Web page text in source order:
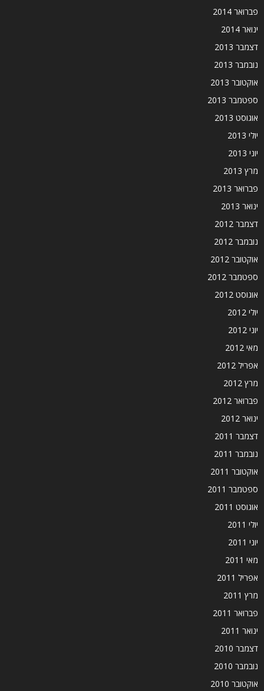
פברואר 2014
ינואר 2014
דצמבר 2013
נובמבר 2013
אוקטובר 2013
ספטמבר 2013
אוגוסט 2013
יולי 2013
יוני 2013
מרץ 2013
פברואר 2013
ינואר 2013
דצמבר 2012
נובמבר 2012
אוקטובר 2012
ספטמבר 2012
אוגוסט 2012
יולי 2012
יוני 2012
מאי 2012
אפריל 2012
מרץ 2012
פברואר 2012
ינואר 2012
דצמבר 2011
נובמבר 2011
אוקטובר 2011
ספטמבר 2011
אוגוסט 2011
יולי 2011
יוני 2011
מאי 2011
אפריל 2011
מרץ 2011
פברואר 2011
ינואר 2011
דצמבר 2010
נובמבר 2010
אוקטובר 2010